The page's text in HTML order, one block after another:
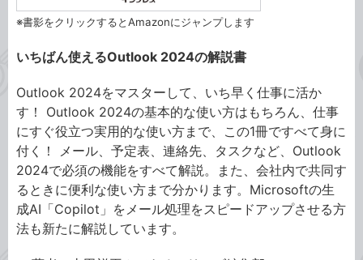
※書影をクリックするとAmazonにジャンプします
いちばん使えるOutlook 2024の解説書
Outlook 2024をマスターして、いち早く仕事に活か
す！ Outlook 2024の基本的な使い方はもちろん、仕事
にすぐ役立つ実用的な使い方まで、この1冊ですべて身に
付く！ メール、予定表、連絡先、タスクなど、Outlook
2024で必須の機能をすべて解説。また、会社内で共同す
るときに便利な使い方まで分かります。Microsoftの生
成AI「Copilot」をメール処理をスピードアップさせる方
法も新たに解説しています。